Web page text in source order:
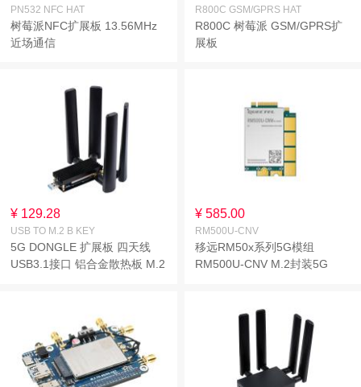
PN532 NFC HAT
树莓派NFC扩展板 13.56MHz
近场通信
R800C GSM/GPRS HAT
R800C 树莓派 GSM/GPRS扩
展板
¥ 129.28
USB TO M.2 B KEY
5G DONGLE 扩展板 四天线
USB3.1接口 铝合金散热板 M.2
¥ 585.00
RM500U-CNV
移远RM50x系列5G模组
RM500U-CNV M.2封装5G